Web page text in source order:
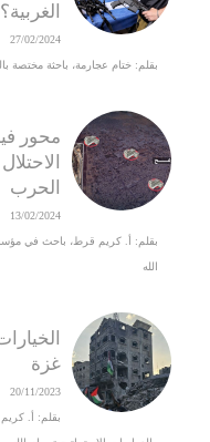
الغربية؟
27/02/2024
بقلم: ختام عجارمة، باحثة مختصة
محور
الحرب
13/02/2024
بقلم: أ. كريم قرط، باحث في
الله
غزة
20/11/2023
بقلم: أ.